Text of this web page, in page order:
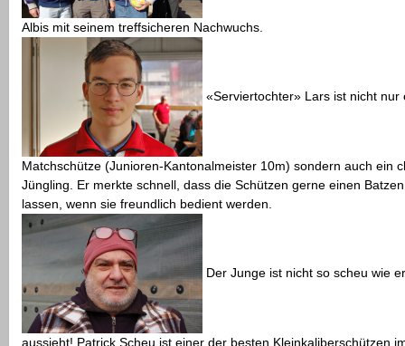
Albis mit seinem treffsicheren Nachwuchs.
«Serviertochter» Lars ist nicht nur
Matchschütze (Junioren-Kantonalmeister 10m) sondern auch ein
Jüngling. Er merkte schnell, dass die Schützen gerne einen
lassen, wenn sie freundlich bedient werden.
Der Junge ist nicht so scheu wie
aussieht! Patrick Scheu ist einer der besten Kleinkaliberschützen